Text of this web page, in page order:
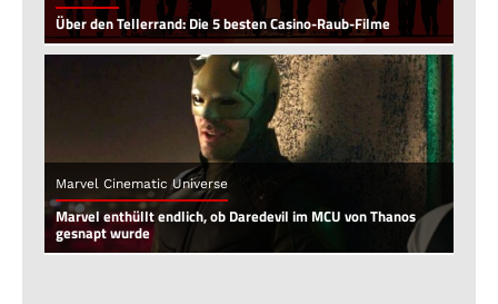
Über den Tellerrand: Die 5 besten Casino-Raub-Filme
Marvel Cinematic Universe
Marvel enthüllt endlich, ob Daredevil im MCU von Thanos
gesnapt wurde